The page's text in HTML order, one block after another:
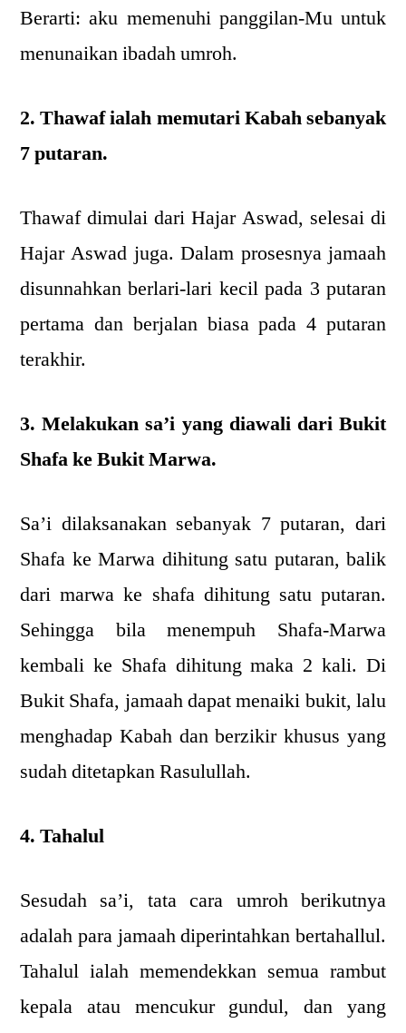
Berarti: aku memenuhi panggilan-Mu untuk
menunaikan ibadah umroh.
2. Thawaf ialah memutari Kabah sebanyak
7 putaran.
Thawaf dimulai dari Hajar Aswad, selesai di
Hajar Aswad juga. Dalam prosesnya jamaah
disunnahkan berlari-lari kecil pada 3 putaran
pertama dan berjalan biasa pada 4 putaran
terakhir.
3. Melakukan sa’i yang diawali dari Bukit
Shafa ke Bukit Marwa.
Sa’i dilaksanakan sebanyak 7 putaran, dari
Shafa ke Marwa dihitung satu putaran, balik
dari marwa ke shafa dihitung satu putaran.
Sehingga bila menempuh Shafa-Marwa
kembali ke Shafa dihitung maka 2 kali. Di
Bukit Shafa, jamaah dapat menaiki bukit, lalu
menghadap Kabah dan berzikir khusus yang
sudah ditetapkan Rasulullah.
4. Tahalul
Sesudah sa’i, tata cara umroh berikutnya
adalah para jamaah diperintahkan bertahallul.
Tahalul ialah memendekkan semua rambut
kepala atau mencukur gundul, dan yang